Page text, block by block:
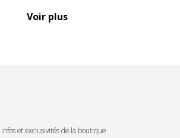
Voir plus
et exclusivités de la boutique